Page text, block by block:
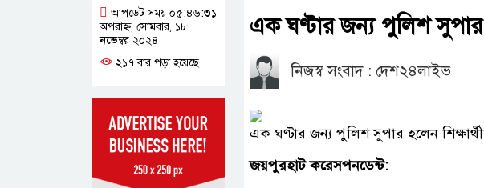
এক ঘণ্টার জন্য পুলিশ সুপার
নিজস্ব সংবাদ : দেশ২৪লাইভ
এক ঘণ্টার জন্য পুলিশ সুপার হলেন
জয়পুরহাট করেসপনডেন্ট:
আপডেট সময় ০৫:৪৬:৩১
অপরাহ্ন, সোমবার, ১৮
নভেম্বর ২০২৪
২১৭ বার পড়া হয়েছে